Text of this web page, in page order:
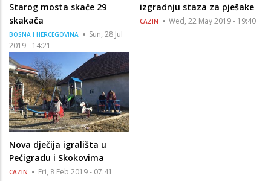
Starog mosta skače 29
skakača
BOSNA I HERCEGOVINA
Sun, 28 Jul
2019 - 14:21
izgradnju staza za pješake
CAZIN Wed, 22 May 2019 - 19:40
Nova dječija igrališta u
Pećigradu i Skokovima
CAZIN Fri, 8 Feb 2019 - 07:41